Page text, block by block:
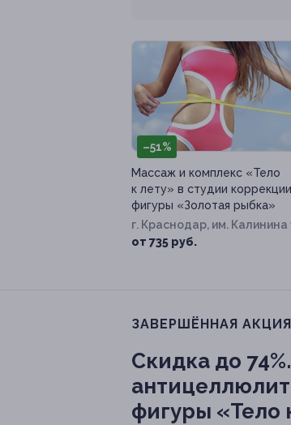
–51%
Массаж и комплекс «Тело
к лету» в студии коррекции
фигуры «Золотая рыбка»
г. Краснодар, им. Калинина
д. 13, к. 60
от 735 руб.
ЗАВЕРШЁННАЯ АКЦИЯ
Скидка до 74%.
фигуры «Тело